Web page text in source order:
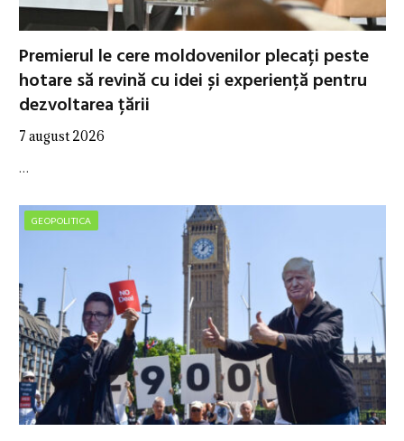
Premierul le cere moldovenilor plecați peste
hotare să revină cu idei și experiență pentru
dezvoltarea țării
7 august 2026
…
GEOPOLITICA